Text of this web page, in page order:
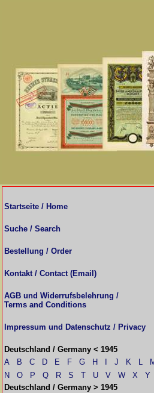
Startseite / Home
Suche / Search
Bestellung / Order
Kontakt / Contact (Email)
AGB und Widerrufsbelehrung /
Terms and Conditions
Impressum und Datenschutz / Privacy
Deutschland / Germany < 1945
A
B C D E F G H J K L
N
O P Q R S T U V W X Y
Deutschland / Germany > 1945